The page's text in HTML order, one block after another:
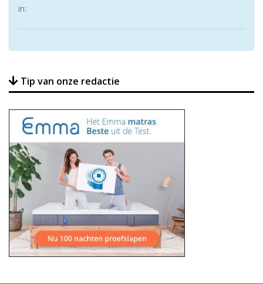
in:
Tip van onze redactie